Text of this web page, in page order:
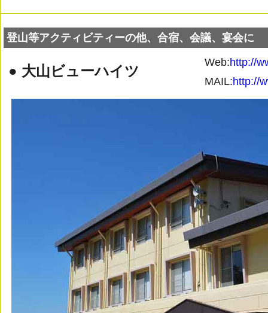
登山等アクティビティーの他、合宿、会議、宴会に
● 大山ビューハイツ
Web:http://
MAIL:http://